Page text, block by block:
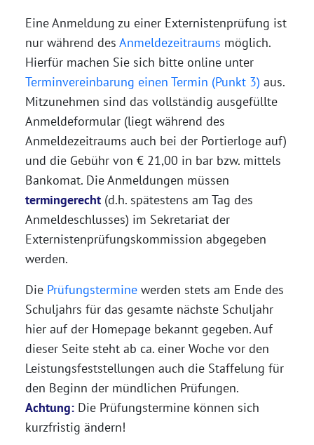
Eine Anmeldung zu einer Externistenprüfung ist
nur während des Anmeldezeitraums möglich.
Hierfür machen Sie sich bitte online unter
Terminvereinbarung einen Termin (Punkt 3) aus.
Mitzunehmen sind das vollständig ausgefüllte
Anmeldeformular (liegt während des
Anmeldezeitraums auch bei der Portierloge auf)
und die Gebühr von € 21,00 in bar bzw. mittels
Bankomat. Die Anmeldungen müssen
termingerecht (d.h. spätestens am Tag des
Anmeldeschlusses) im Sekretariat der
Externistenprüfungskommission abgegeben
werden.
Die Prüfungstermine werden stets am Ende des
Schuljahrs für das gesamte nächste Schuljahr
hier auf der Homepage bekannt gegeben. Auf
dieser Seite steht ab ca. einer Woche vor den
Leistungsfeststellungen auch die Staffelung für
den Beginn der mündlichen Prüfungen.
Achtung: Die Prüfungstermine können sich
kurzfristig ändern!